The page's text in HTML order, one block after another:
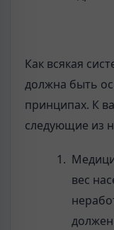
Как всякая
должна быть
принципах. К
следующие из
вес